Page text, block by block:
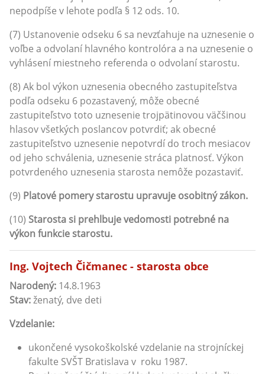
nepodpíše v lehote podľa § 12 ods. 10.
(7) Ustanovenie odseku 6 sa nevzťahuje na uznesenie o
voľbe a odvolaní hlavného kontrolóra a na uznesenie o
vyhlásení miestneho referenda o odvolaní starostu.
(8) Ak bol výkon uznesenia obecného zastupiteľstva
podľa odseku 6 pozastavený, môže obecné
zastupiteľstvo toto uznesenie trojpätinovou väčšinou
hlasov všetkých poslancov potvrdiť; ak obecné
zastupiteľstvo uznesenie nepotvrdí do troch mesiacov
od jeho schválenia, uznesenie stráca platnosť. Výkon
potvrdeného uznesenia starosta nemôže pozastaviť.
(9) Platové pomery starostu upravuje osobitný zákon.
(10) Starosta si prehlbuje vedomosti potrebné na
výkon funkcie starostu.
Ing. Vojtech Čičmanec - starosta obce
Narodený: 14.8.1963
Stav:ženatý, dve deti
Vzdelanie:
ukončené vysokoškolské vzdelanie na strojníckej
fakulte SVŠT Bratislava v roku 1987.